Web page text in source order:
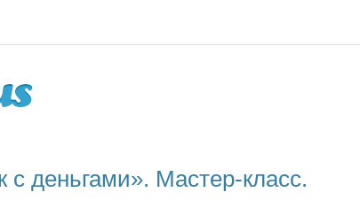
с деньгами». Мастер-класс.